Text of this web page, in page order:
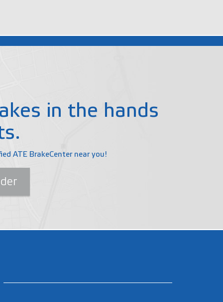
in the hands
ATE BrakeCenter near you!